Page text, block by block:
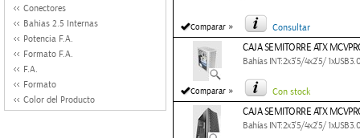
Conectores
Bahias 2.5 Internas
Potencia F.A.
Formato F.A.
F.A.
Formato
Color del Producto
Comparar » Consultar
Comparar »
CAJA SEMITORRE ATX
Bahías INT:2x3'5/4x2'5/
Con stock
CAJA SEMITORRE ATX
Bahías INT:2x3'5/4x2'5/